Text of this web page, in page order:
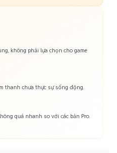
không phải lựa chọn cho game
thanh chưa thực sự sống động.
quá nhanh so với các bản Pro.